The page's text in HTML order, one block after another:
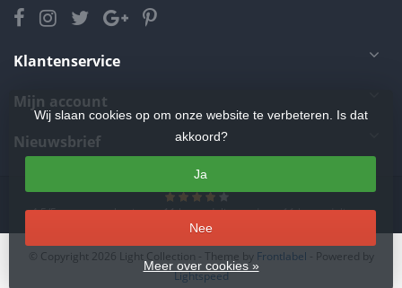
Klantenservice
Mijn account
Nieuwsbrief
4.5/5sterren op basis van11beoordelingen.Lees 11 beoordelingen
Wij slaan cookies op om onze website te verbeteren. Is dat
akkoord?
Ja
Nee
Meer over cookies »
© Copyright 2026 Light Collection - Theme by Frontlabel - Powered by
Lightspeed